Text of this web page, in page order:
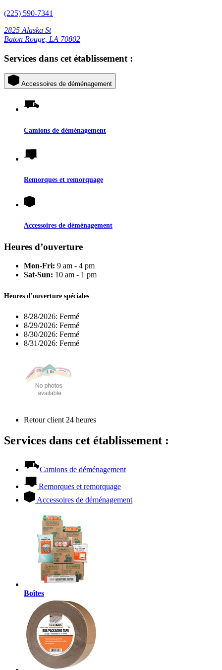
(225) 590-7341
2825 Alaska St
Baton Rouge, LA 70802
Services dans cet établissement :
Accessoires de déménagement
Camions de déménagement
Remorques et remorquage
Accessoires de déménagement
Heures d’ouverture
Mon-Fri: 9 am - 4 pm
Sat-Sun: 10 am - 1 pm
Heures d'ouverture spéciales
8/28/2026: Fermé
8/29/2026: Fermé
8/30/2026: Fermé
8/31/2026: Fermé
Retour client 24 heures
Services dans cet établissement :
Camions de déménagement
Remorques et remorquage
Accessoires de déménagement
Boîtes